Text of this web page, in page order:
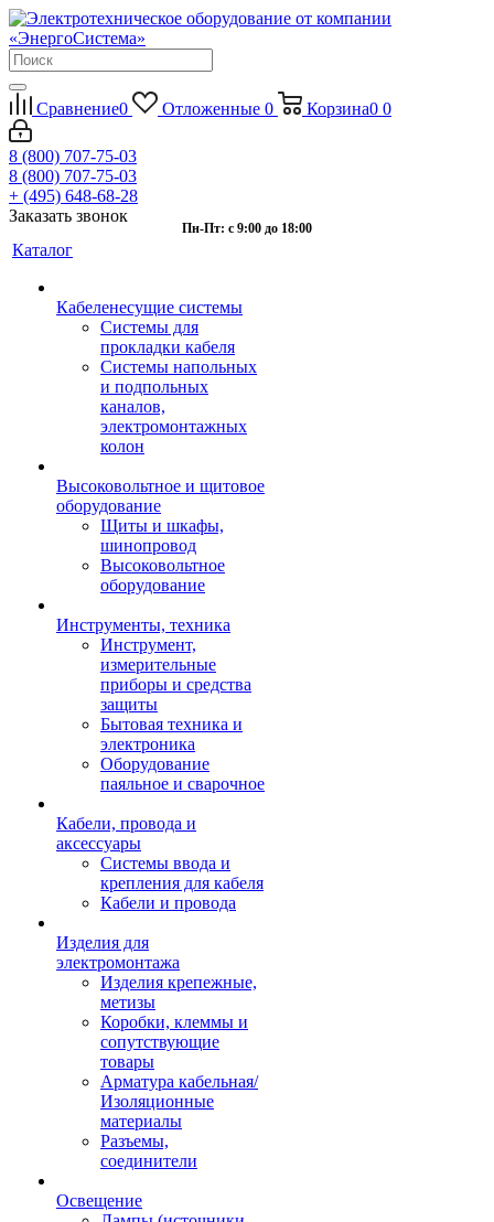
Сравнение0 Отложенные 0 Корзина0 0
8 (800) 707-75-03
8 (800) 707-75-03
+ (495) 648-68-28
Заказать звонок
Пн-Пт: с 9:00 до 18:00
Каталог
Кабеленесущие системы
Системы для
прокладки кабеля
Системы напольных
и подпольных
каналов,
электромонтажных
колон
Высоковольтное и щитовое
оборудование
Щиты и шкафы,
шинопровод
Высоковольтное
оборудование
Инструменты, техника
Инструмент,
измерительные
приборы и средства
защиты
Бытовая техника и
электроника
Оборудование
паяльное и сварочное
Кабели, провода и
аксессуары
Системы ввода и
крепления для кабеля
Кабели и провода
Изделия для
электромонтажа
Изделия крепежные,
метизы
Коробки, клеммы и
сопутствующие
товары
Арматура кабельная/
Изоляционные
материалы
Разъемы,
соединители
Освещение